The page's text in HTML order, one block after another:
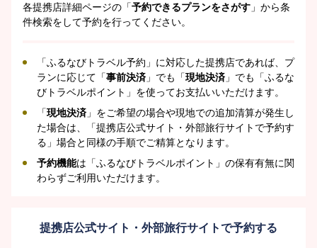
各提携店詳細ページの「予約できるプランをさがす 」から条
件検索をして予約を行ってください。
「ふるなびトラベル予約」に対応した提携店であれば、プ
ランに応じて「事前決済 」でも「現地決済 」でも「ふるな
びトラベルポイント」を使ってお支払いいただけます。
「現地決済 」をご希望の場合や現地での追加清算が発生し
た場合は、「提携店公式サイト・外部旅行サイトで予約す
る」場合と同様の手順でご精算となります。
予約機能は「ふるなびトラベルポイント」の保有有無に関
わらずご利用いただけます。
提携店公式サイト・外部旅行サイトで予約する